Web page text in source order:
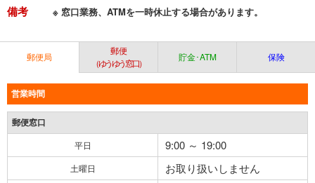
備考 ※ 窓口業務、ATMを一時休止する場合があります。
郵便局
郵便
（ゆうゆう窓口）
貯金･ATM 保険
営業時間
郵便窓口
平日 9:00 ～ 19:00
土曜日 お取り扱いしません